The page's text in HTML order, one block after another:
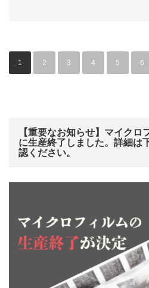
1 2 3 4 5 6
【重要なお知らせ】マイクロ
に生産終了しました。詳細は
認ください。